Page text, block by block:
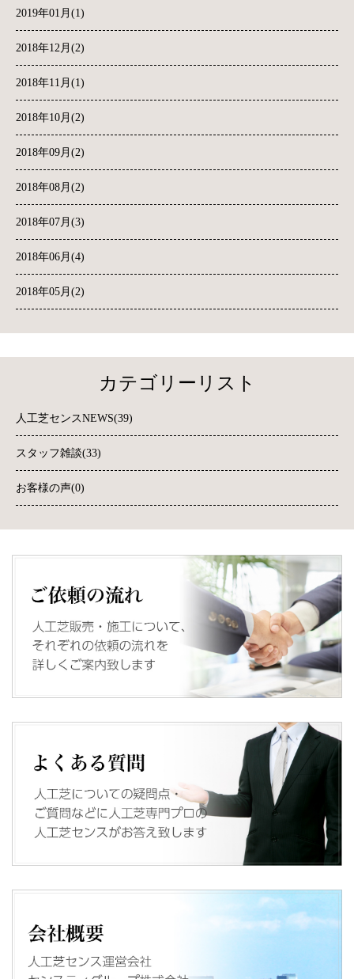
2019年01月(1)
2018年12月(2)
2018年11月(1)
2018年10月(2)
2018年09月(2)
2018年08月(2)
2018年07月(3)
2018年06月(4)
2018年05月(2)
カテゴリーリスト
人工芝センスNEWS(39)
スタッフ雑談(33)
お客様の声(0)